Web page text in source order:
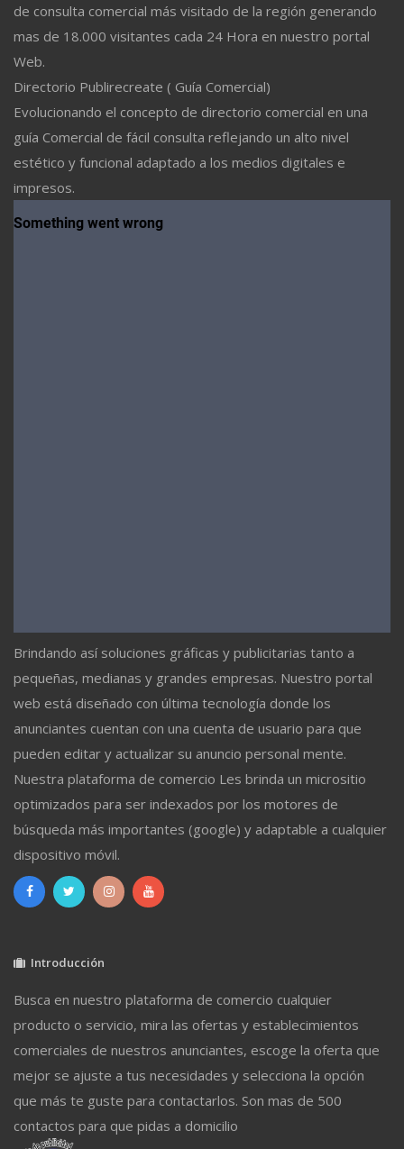
de consulta comercial más visitado de la región generando
mas de 18.000 visitantes cada 24 Hora en nuestro portal
Web.
Directorio Publirecreate ( Guía Comercial)
Evolucionando el concepto de directorio comercial en una
guía Comercial de fácil consulta reflejando un alto nivel
estético y funcional adaptado a los medios digitales e
impresos.
Brindando así soluciones gráficas y publicitarias tanto a
pequeñas, medianas y grandes empresas. Nuestro portal
web está diseñado con última tecnología donde los
anunciantes cuentan con una cuenta de usuario para que
pueden editar y actualizar su anuncio personal mente.
Nuestra plataforma de comercio Les brinda un micrositio
optimizados para ser indexados por los motores de
búsqueda más importantes (google) y adaptable a cualquier
dispositivo móvil.
Introducción
Busca en nuestro plataforma de comercio cualquier
producto o servicio, mira las ofertas y establecimientos
comerciales de nuestros anunciantes, escoge la oferta que
mejor se ajuste a tus necesidades y selecciona la opción
que más te guste para contactarlos. Son mas de 500
contactos para que pidas a domicilio